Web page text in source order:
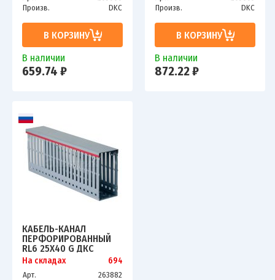
Произв.
DKC
В КОРЗИНУ
В наличии
659.74 ₽
Произв.
DKC
В КОРЗИНУ
В наличии
872.22 ₽
КАБЕЛЬ-КАНАЛ
ПЕРФОРИРОВАННЫЙ
RL6 25Х40 G ДКС
01163RL
На складах 694
Арт.
263882